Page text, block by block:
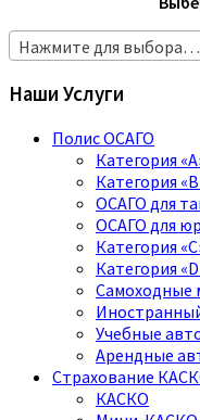
Нажмите для выбора…
Наши Услуги
Полис ОСАГО
Категория
Категория
ОСАГО для
ОСАГО для
Категория
Категория
Самоходные
Учебные
Арендные
Страхование
КАСКО